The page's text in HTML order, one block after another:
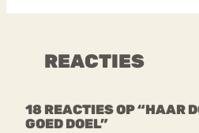
REACTIES
18 REACTIES OP “HAAR
GOED DOEL”